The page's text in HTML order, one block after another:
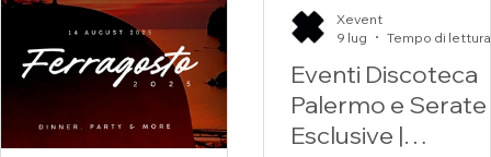
Eventi Discoteca
Palermo e Serate
Esclusive |
Xevent
9 lug